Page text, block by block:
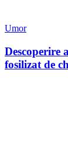
Umor
Descoperire
fosilizat de